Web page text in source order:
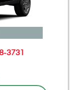
3731